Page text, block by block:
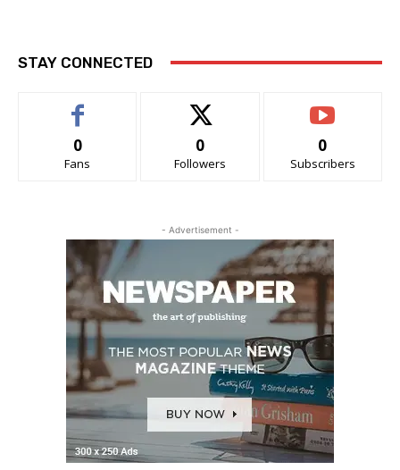
STAY CONNECTED
0
Fans
0
Followers
0
Subscribers
- Advertisement -